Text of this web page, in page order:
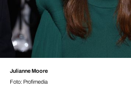
Julianne Moore
Foto: Profimedia